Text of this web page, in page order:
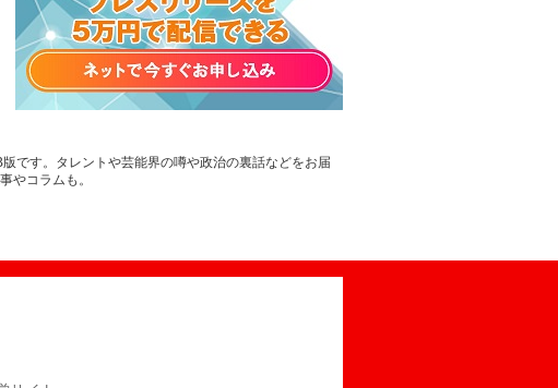
です。タレントや芸能界の噂や政治の裏話などをお届
やコラムも。